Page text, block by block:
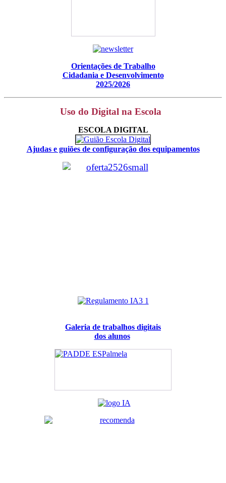
Orientações de Trabalho
Cidadania e Desenvolvimento
2025/2026
Uso do Digital na Escola
ESCOLA DIGITAL
Ajudas e guiões de configuração dos equipamentos
Galeria de trabalhos digitais
dos alunos